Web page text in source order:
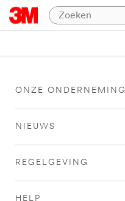
ONZE ONDERNEMING
NIEUWS
REGELGEVING
HELP